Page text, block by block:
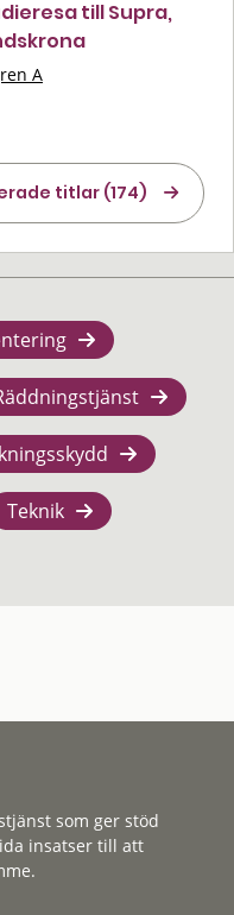
till Supra,
A
titlar (174)
Teknik
som ger stöd
insatser till att